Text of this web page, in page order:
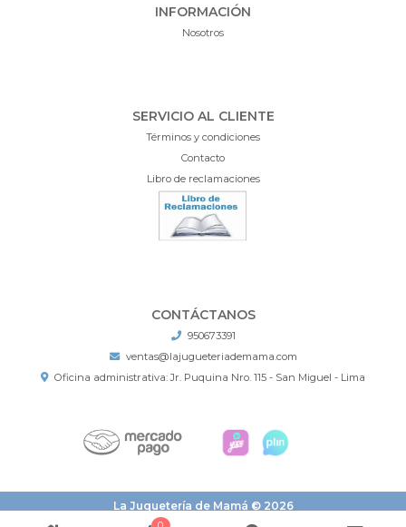
INFORMACIÓN
Nosotros
SERVICIO AL CLIENTE
Términos y condiciones
Contacto
Libro de reclamaciones
CONTÁCTANOS
950673391
ventas@lajugueteriademama.com
Oficina administrativa: Jr. Puquina Nro. 115 - San Miguel - Lima
La Juguetería de Mamá © 2026
¿Te gusta mi tienda? Yo vendo con